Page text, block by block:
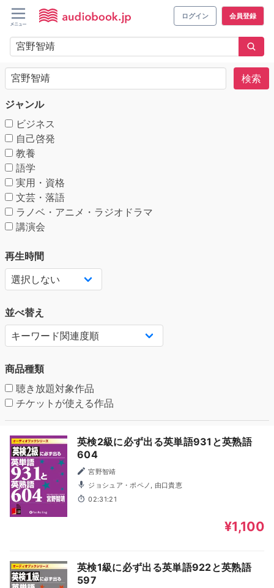
ログイン 会員登録
検索
ジャンル
ビジネス
自己啓発
教養
語学
実用・資格
文芸・落語
ラノベ・アニメ・ラジオドラマ
講演会
再生時間
並べ替え
商品種類
聴き放題対象作品
チケットが使える作品
英検2級に必ず出る英単語931と英熟語
604
宮野智靖
ジョシュア・ポペノ, 由口貴恵
02:31:21
¥1,100
英検1級に必ず出る英単語922と英熟語
597